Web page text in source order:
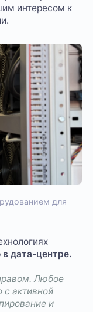
интересом к
для
в дата-центре.
Любое
с активной
и